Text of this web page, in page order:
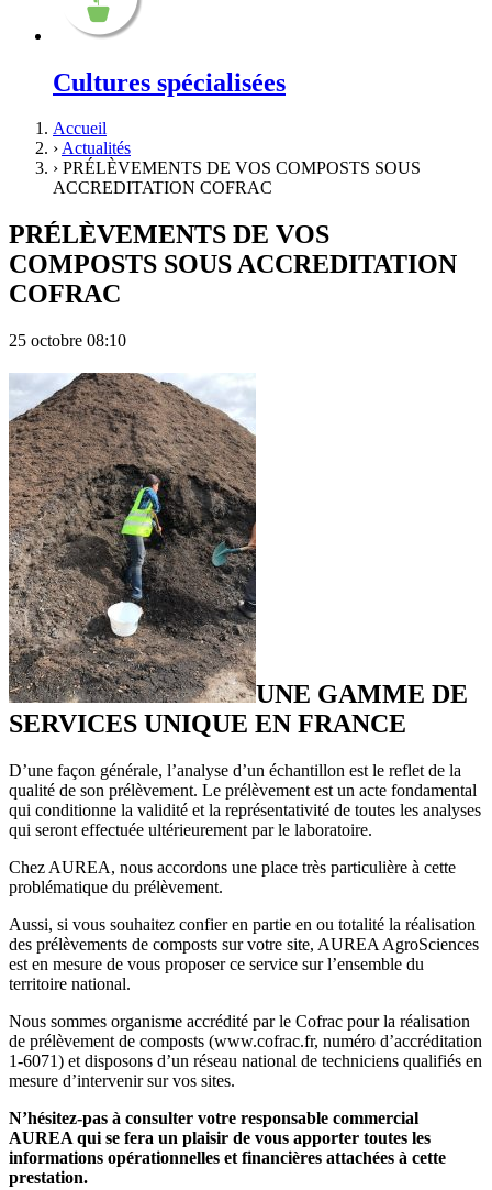
Cultures spécialisées
Accueil
›Actualités
› PRÉLÈVEMENTS DE VOS COMPOSTS SOUS
ACCREDITATION COFRAC
PRÉLÈVEMENTS DE VOS
COMPOSTS SOUS ACCREDITATION
COFRAC
25 octobre 08:10
UNE GAMME DE
SERVICES UNIQUE EN FRANCE
D’une façon générale, l’analyse d’un échantillon est le reflet de la
qualité de son prélèvement. Le prélèvement est un acte fondamental
qui conditionne la validité et la représentativité de toutes les analyses
qui seront effectuée ultérieurement par le laboratoire.
Chez AUREA, nous accordons une place très particulière à cette
problématique du prélèvement.
Aussi, si vous souhaitez confier en partie en ou totalité la réalisation
des prélèvements de composts sur votre site, AUREA AgroSciences
est en mesure de vous proposer ce service sur l’ensemble du
territoire national.
Nous sommes organisme accrédité par le Cofrac pour la réalisation
de prélèvement de composts (www.cofrac.fr, numéro d’accréditation
1-6071) et disposons d’un réseau national de techniciens qualifiés en
mesure d’intervenir sur vos sites.
N’hésitez-pas à consulter votre responsable commercial
AUREA qui se fera un plaisir de vous apporter toutes les
informations opérationnelles et financières attachées à cette
prestation.